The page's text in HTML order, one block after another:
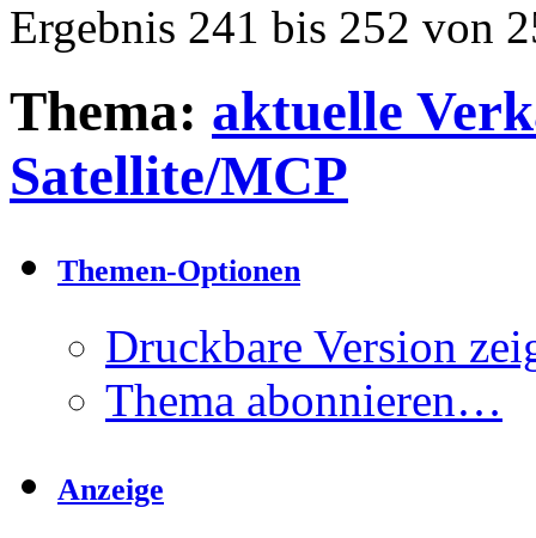
Ergebnis 241 bis 252 von
Thema: aktuelle
Satellite/MCP
Themen-Optionen
Druckbare Version
Thema abonnieren…
Anzeige